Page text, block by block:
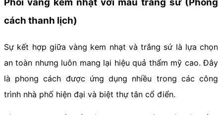
Phối vàng kem nhạt với màu trắng sứ (Phong
cách thanh lịch)
Sự kết hợp giữa vàng kem nhạt và trắng sứ là lựa chọn
an toàn nhưng luôn mang lại hiệu quả thẩm mỹ cao. Đây
là phong cách được ứng dụng nhiều trong các công
trình nhà phố hiện đại và biệt thự tân cổ điển.